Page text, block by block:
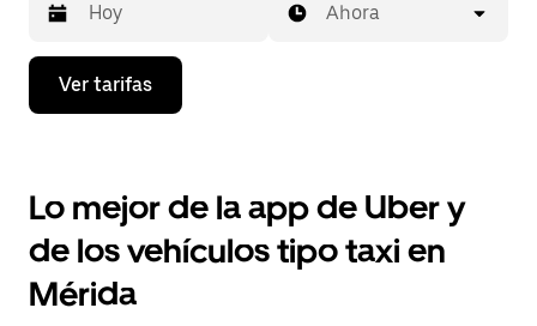
Presiona
flecha
interactuar
con
el
calendario
y
selecciona
Ahora
Ver tarifas
Lo mejor de la app de Uber y
de los vehículos tipo taxi en
Mérida